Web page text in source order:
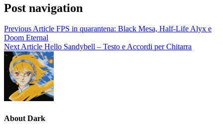
Post navigation
Previous Article FPS in quarantena: Black Mesa, Half-Life Alyx e
Doom Eternal
Next Article Hello Sandybell – Testo e Accordi per Chitarra
About Dark